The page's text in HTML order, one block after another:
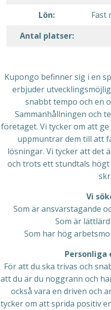
Lön:
Fast
Antal platser:
Kupongo befinner sig i en
erbjuder
snabbt tempo och en
Sammanhållningen och
företaget. Vi tycker om att
uppmuntrar dem till att
lösningar. Vi tycker att det
och trots ett stundtals
Vi
Som är ansvarstagande
Som är
Som har hög
Personliga
För att du ska trivas och
att du är du noggrann och
också vara en driven och
tycker om att sprida positiv